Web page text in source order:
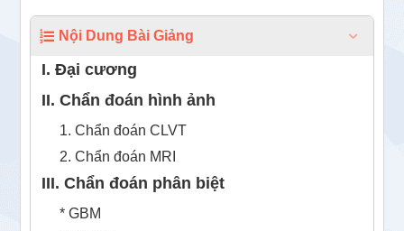
Nội Dung Bài Giảng
I. Đại cương
II. Chẩn đoán hình ảnh
1. Chẩn đoán CLVT
2. Chẩn đoán MRI
III. Chẩn đoán phân biệt
* GBM